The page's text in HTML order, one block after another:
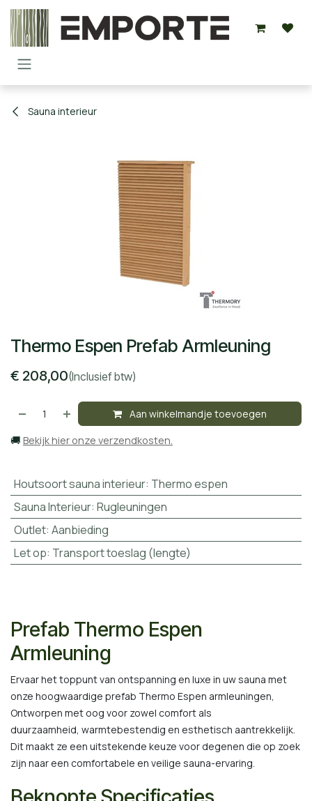
Overslaan naar inhoud
Sauna interieur
Thermo Espen Prefab Armleuning
€ 208,00(Inclusief btw)
Aan winkelmandje toevoegen
🚚 Bekijk hier onze verzendkosten.
Houtsoort sauna interieur: Thermo espen
Sauna Interieur: Rugleuningen
Outlet: Aanbieding
Let op: Transport toeslag (lengte)
Prefab Thermo Espen
Armleuning
Ervaar het toppunt van ontspanning en luxe in uw sauna met
onze hoogwaardige prefab Thermo Espen armleuningen,
Ontworpen met oog voor zowel comfort als
duurzaamheid, warmtebestendig en esthetisch aantrekkelijk.
Dit maakt ze een uitstekende keuze voor degenen die op zoek
zijn naar een comfortabele en veilige sauna-ervaring.